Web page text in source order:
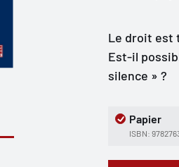
Le droit est
Est-il
silence » ?
Papier
ISBN: